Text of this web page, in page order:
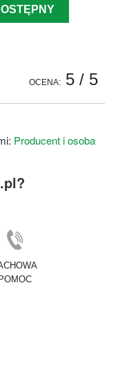
OCENA: 5/ 5
Producent i osoba